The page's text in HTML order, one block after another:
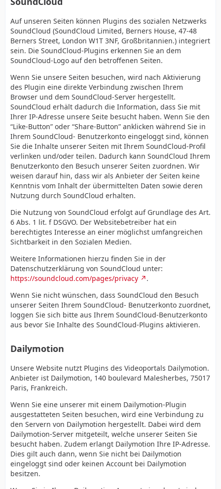
Auf unseren Seiten können Plugins des sozialen Netzwerks
SoundCloud (SoundCloud Limited, Berners House, 47-48
Berners Street, London W1T 3NF, Großbritannien.) integriert
sein. Die SoundCloud-Plugins erkennen Sie an dem
SoundCloud-Logo auf den betroffenen Seiten.
Wenn Sie unsere Seiten besuchen, wird nach Aktivierung
des Plugin eine direkte Verbindung zwischen Ihrem
Browser und dem SoundCloud-Server hergestellt.
SoundCloud erhält dadurch die Information, dass Sie mit
Ihrer IP-Adresse unsere Seite besucht haben. Wenn Sie den
“Like-Button” oder “Share-Button” anklicken während Sie in
Ihrem SoundCloud- Benutzerkonto eingeloggt sind, können
Sie die Inhalte unserer Seiten mit Ihrem SoundCloud-Profil
verlinken und/oder teilen. Dadurch kann SoundCloud Ihrem
Benutzerkonto den Besuch unserer Seiten zuordnen. Wir
weisen darauf hin, dass wir als Anbieter der Seiten keine
Kenntnis vom Inhalt der übermittelten Daten sowie deren
Nutzung durch SoundCloud erhalten.
Die Nutzung von SoundCloud erfolgt auf Grundlage des Art.
6 Abs. 1 lit. f DSGVO. Der Websitebetreiber hat ein
berechtigtes Interesse an einer möglichst umfangreichen
Sichtbarkeit in den Sozialen Medien.
Weitere Informationen hierzu finden Sie in der
Datenschutzerklärung von SoundCloud unter:
https://soundcloud.com/pages/privacy
.
Wenn Sie nicht wünschen, dass SoundCloud den Besuch
unserer Seiten Ihrem SoundCloud- Benutzerkonto zuordnet,
loggen Sie sich bitte aus Ihrem SoundCloud-Benutzerkonto
aus bevor Sie Inhalte des SoundCloud-Plugins aktivieren.
Dailymotion
Unsere Website nutzt Plugins des Videoportals Dailymotion.
Anbieter ist Dailymotion, 140 boulevard Malesherbes, 75017
Paris, Frankreich.
Wenn Sie eine unserer mit einem Dailymotion-Plugin
ausgestatteten Seiten besuchen, wird eine Verbindung zu
den Servern von Dailymotion hergestellt. Dabei wird dem
Dailymotion-Server mitgeteilt, welche unserer Seiten Sie
besucht haben. Zudem erlangt Dailymotion Ihre IP-Adresse.
Dies gilt auch dann, wenn Sie nicht bei Dailymotion
eingeloggt sind oder keinen Account bei Dailymotion
besitzen.